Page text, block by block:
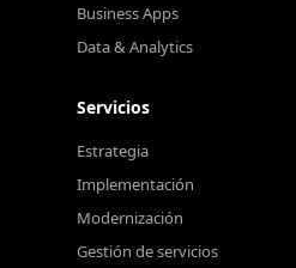
Business Apps
Data & Analytics
Servicios
Estrategia
Implementación
Modernización
Gestión de servicios